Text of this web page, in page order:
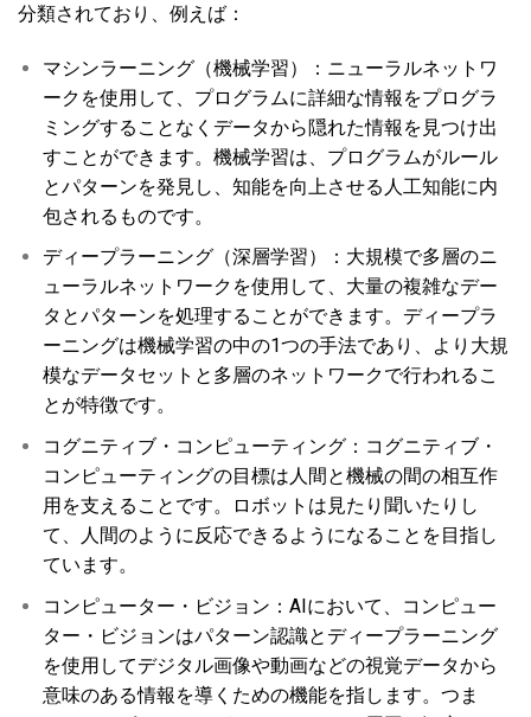
分類されており、例えば：
マシンラーニング（機械学習）：ニューラルネットワ
ークを使用して、プログラムに詳細な情報をプログラ
ミングすることなくデータから隠れた情報を見つけ出
すことができます。機械学習は、プログラムがルール
とパターンを発見し、知能を向上させる人工知能に内
包されるものです。
ディープラーニング（深層学習）：大規模で多層のニ
ューラルネットワークを使用して、大量の複雑なデー
タとパターンを処理することができます。ディープラ
ーニングは機械学習の中の1つの手法であり、より大規
模なデータセットと多層のネットワークで行われるこ
とが特徴です。
コグニティブ・コンピューティング：コグニティブ・
コンピューティングの目標は人間と機械の間の相互作
用を支えることです。ロボットは見たり聞いたりし
て、人間のように反応できるようになることを目指し
ています。
コンピューター・ビジョン：AIにおいて、コンピュー
ター・ビジョンはパターン認識とディープラーニング
を使用してデジタル画像や動画などの視覚データから
意味のある情報を導くための機能を指します。つま